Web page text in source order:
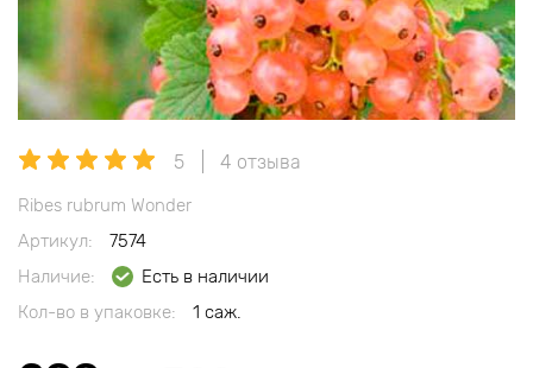
5 4 отзыва
Ribes rubrum Wonder
Артикул:
7574
Наличие:
Есть в наличии
Кол-во в упаковке:
1 саж.